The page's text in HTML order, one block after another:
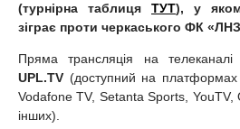
(турнірна таблиця ТУТ), у
зіграє проти черкаського ФК
Пряма трансляція на телеканалі
UPL.TV (доступний на
Vodafone TV, Setanta Sports, YouTV,
інших).